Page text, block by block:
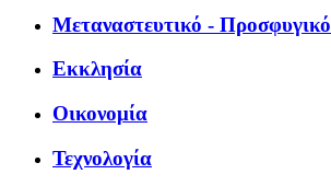
Μεταναστευτικό - Προσφυγικό
Εκκλησία
Οικονομία
Τεχνολογία